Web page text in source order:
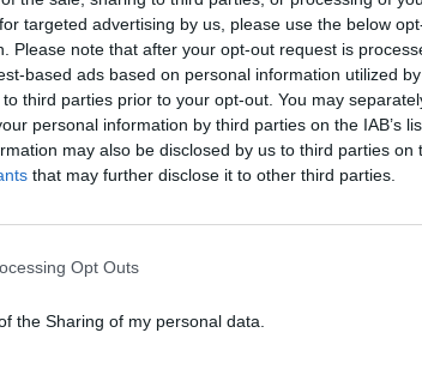
targeted advertising by us, please use the below
Please note that after your opt-out request is
based ads based on personal information utilized
third parties prior to your opt-out. You may
personal information by third parties on the IAB’s
may also be disclosed by us to third parties on
that may further disclose it to other third parties.
Opt Outs
the Sharing of my personal data.